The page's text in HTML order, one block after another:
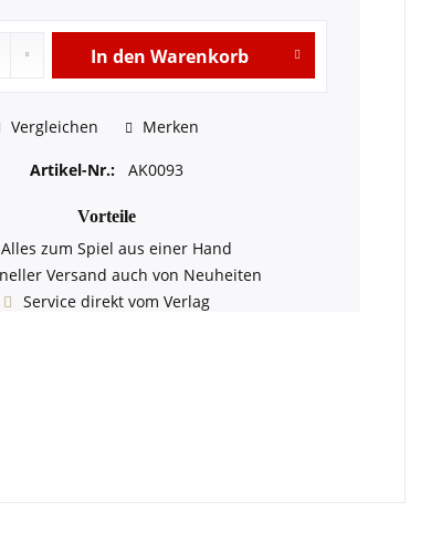
In den Warenkorb
Vergleichen Merken
Artikel-Nr.: AK0093
Vorteile
Alles zum Spiel aus einer Hand
Versand auch von Neuheiten
Service direkt vom Verlag